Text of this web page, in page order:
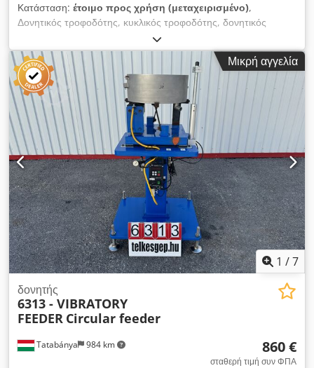
Κατάσταση: έτοιμο προς χρήση (μεταχειρισμένο),
Δονητικός τροφοδότης, κυκλικός τροφοδότης, δονητικός
τροφοδότης εξαρτημάτων 500 mm, μεταχειρισμένο μηχάνημα
Dksdpfx Aajxnc Svjfjr Κατασκευαστής: Gasco Τύπος: BVN 3
Συνολικές διαστάσεις: Πλάτος: 580 mm Βάθος: 580 mm
Ύψος: 460 mm Ηλεκτρικά στοιχεία: 230 V, 1,6 A, 368 W
Διάμετρος δοχείου: 330–500 mm
Μικρή αγγελία
1 /7
Tatabánya 984 km
δονητής
6313 - VIBRATORY
FEEDER Circular feeder
860 €
σταθερή τιμή συν ΦΠΑ